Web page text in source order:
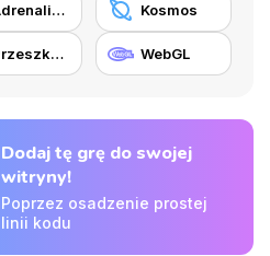
Adrenalina Kosmos
Przeszkody WebGL
Dodaj tę grę do swojej
witryny!
Poprzez osadzenie prostej
linii kodu